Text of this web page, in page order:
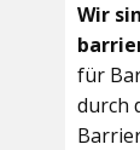
Wir
für
durch